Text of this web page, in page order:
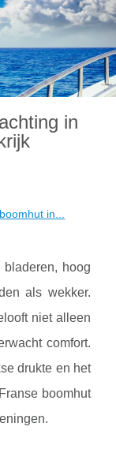
in
in...
bladeren, hoog
als wekker.
niet alleen
comfort.
drukte en het
boomhut